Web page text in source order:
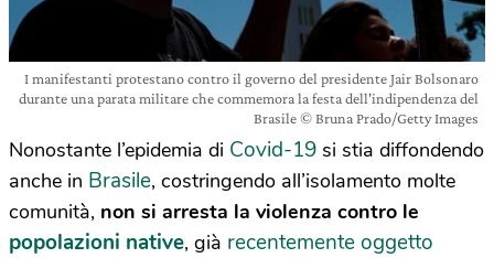
I manifestanti protestano contro il governo del presidente Jair Bolsonaro
durante una parata militare che commemora la festa dell'indipendenza del
Brasile © Bruna Prado/Getty Images
Nonostante l’epidemia di Covid-19 si stia diffondendo
anche in Brasile, costringendo all’isolamento molte
comunità, non si arresta la violenza contro le
popolazioni native, già recentemente oggetto